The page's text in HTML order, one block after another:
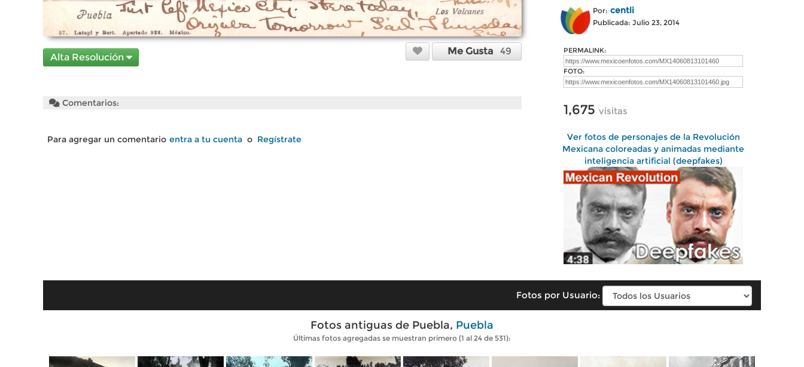
Alta Resolución
Me Gusta 49
Comentarios:
Para agregar un comentario entra a tu cuenta o Regístrate
Por: centli
Publicada: Julio 23, 2014
PERMALINK:
FOTO:
1,675 visitas
Ver fotos de personajes de la Revolución
Mexicana coloreadas y animadas mediante
inteligencia artificial (deepfakes)
Fotos por Usuario:
Fotos antiguas de Puebla, Puebla
Últimas fotos agregadas se muestran primero (1 al 24 de 531):